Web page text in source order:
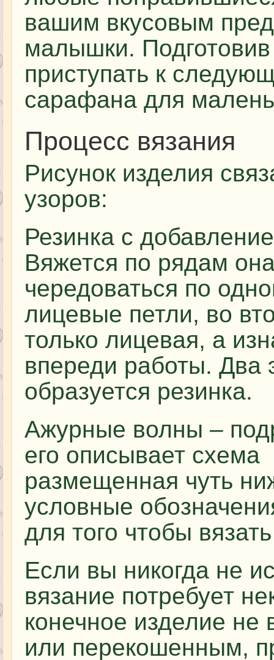
вашим вкусовым
малышки.
приступать к
сарафана для
Процесс вязания
Рисунок изделия
узоров:
Резинка с
Вяжется по рядам
чередоваться по
лицевые петли, во
только лицевая, а
впереди работы. Два
образуется резинка.
Ажурные волны –
его описывает схема
размещенная чуть
условные
для того чтобы
Если вы никогда не
вязание потребует
конечное изделие не
или перекошенным,